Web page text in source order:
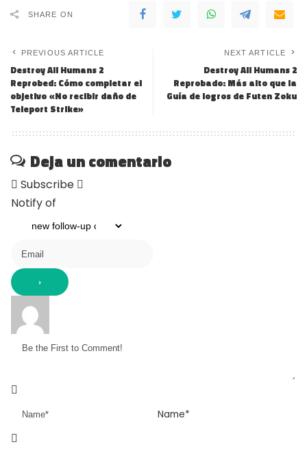
SHARE ON
PREVIOUS ARTICLE
Destroy All Humans 2
Reprobed: Cómo completar el
objetivo «No recibir daño de
Teleport Strike»
NEXT ARTICLE
Destroy All Humans 2
Reprobado: Más alto que la
Guía de logros de Futen Zoku
Deja un comentario
Subscribe
Notify of
Name*